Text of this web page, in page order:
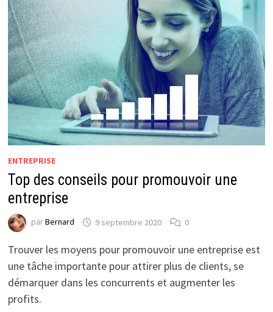
ENTREPRISE
Top des conseils pour promouvoir une
entreprise
parBernard 9 septembre 2020 0
Trouver les moyens pour promouvoir une entreprise est
une tâche importante pour attirer plus de clients, se
démarquer dans les concurrents et augmenter les
profits.